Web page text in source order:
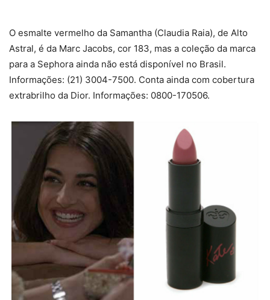
O esmalte vermelho da Samantha (Claudia Raia), de Alto
Astral, é da Marc Jacobs, cor 183, mas a coleção da marca
para a Sephora ainda não está disponível no Brasil.
Informações: (21) 3004-7500. Conta ainda com cobertura
extrabrilho da Dior. Informações: 0800-170506.